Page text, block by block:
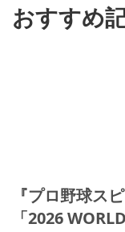
おすすめ
『プロ野球ス
「2026